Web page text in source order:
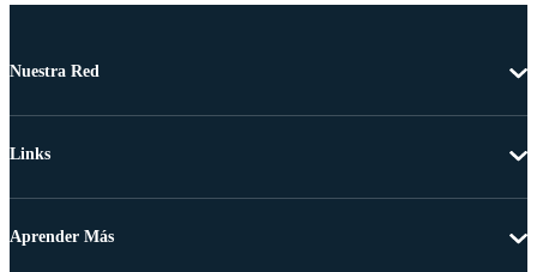
Nuestra Red
Links
Aprender Más